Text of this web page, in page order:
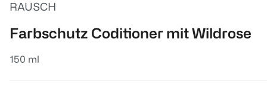
RAUSCH
Farbschutz Coditioner mit Wildrose
150 ml